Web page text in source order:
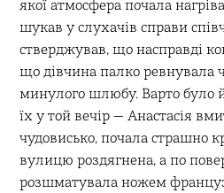
якої атмосфера почала
шукав у слухачів справи
стверджував, що насправді
що дівчина палко ревнувала
минулого шлюбу. Варто було
їх у той вечір — Анастасія
чудовисько, почала страшно
вулицю роздягнена, а по
розшматувала ножем